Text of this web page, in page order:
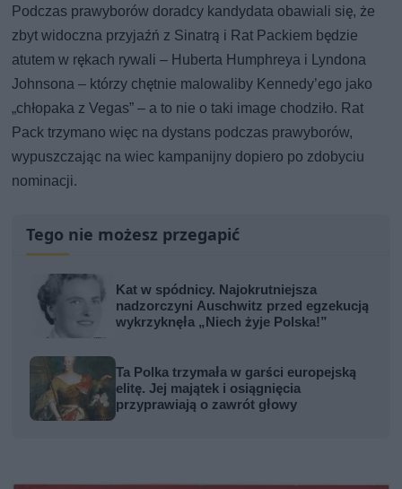
Podczas prawyborów doradcy kandydata obawiali się, że
zbyt widoczna przyjaźń z Sinatrą i Rat Packiem będzie
atutem w rękach rywali – Huberta Humphreya i Lyndona
Johnsona – którzy chętnie malowaliby Kennedy’ego jako
„chłopaka z Vegas” – a to nie o taki image chodziło. Rat
Pack trzymano więc na dystans podczas prawyborów,
wypuszczając na wiec kampanijny dopiero po zdobyciu
nominacji.
Tego nie możesz przegapić
Kat w spódnicy. Najokrutniejsza
nadzorczyni Auschwitz przed egzekucją
wykrzyknęła „Niech żyje Polska!”
Ta Polka trzymała w garści europejską
elitę. Jej majątek i osiągnięcia
przyprawiają o zawrót głowy